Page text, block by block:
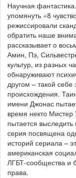
Научная
упомянуть «8
режиссировали
обратить наше
рассказывает о
Амин, Пэ,
культур, из разных
обнаруживают
другом – такой себе
происхождения.
имени Джонас
время некто Мистер
пытается
серия посвящена
историй сериала –
американская
ЛГБТ-сообщества и
права.